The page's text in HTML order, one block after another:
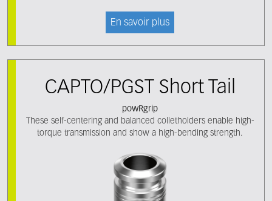
En savoir plus
CAPTO/PGST Short Tail
powRgrip
These self-centering and balanced colletholders enable high-
torque transmission and show a high-bending strength.